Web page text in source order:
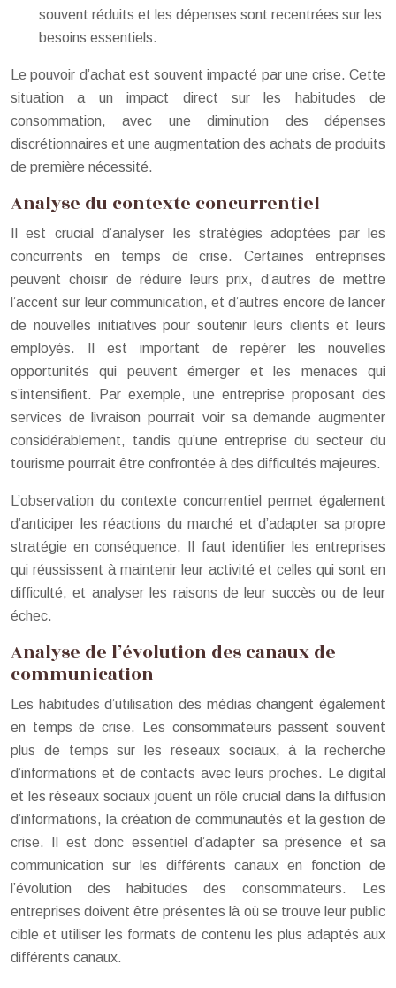
souvent réduits et les dépenses sont recentrées sur les
besoins essentiels.
Le pouvoir d’achat est souvent impacté par une crise. Cette
situation a un impact direct sur les habitudes de
consommation, avec une diminution des dépenses
discrétionnaires et une augmentation des achats de produits
de première nécessité.
Analyse du contexte concurrentiel
Il est crucial d’analyser les stratégies adoptées par les
concurrents en temps de crise. Certaines entreprises
peuvent choisir de réduire leurs prix, d’autres de mettre
l’accent sur leur communication, et d’autres encore de lancer
de nouvelles initiatives pour soutenir leurs clients et leurs
employés. Il est important de repérer les nouvelles
opportunités qui peuvent émerger et les menaces qui
s’intensifient. Par exemple, une entreprise proposant des
services de livraison pourrait voir sa demande augmenter
considérablement, tandis qu’une entreprise du secteur du
tourisme pourrait être confrontée à des difficultés majeures.
L’observation du contexte concurrentiel permet également
d’anticiper les réactions du marché et d’adapter sa propre
stratégie en conséquence. Il faut identifier les entreprises
qui réussissent à maintenir leur activité et celles qui sont en
difficulté, et analyser les raisons de leur succès ou de leur
échec.
Analyse de l’évolution des canaux de
communication
Les habitudes d’utilisation des médias changent également
en temps de crise. Les consommateurs passent souvent
plus de temps sur les réseaux sociaux, à la recherche
d’informations et de contacts avec leurs proches. Le digital
et les réseaux sociaux jouent un rôle crucial dans la diffusion
d’informations, la création de communautés et la gestion de
crise. Il est donc essentiel d’adapter sa présence et sa
communication sur les différents canaux en fonction de
l’évolution des habitudes des consommateurs. Les
entreprises doivent être présentes là où se trouve leur public
cible et utiliser les formats de contenu les plus adaptés aux
différents canaux.